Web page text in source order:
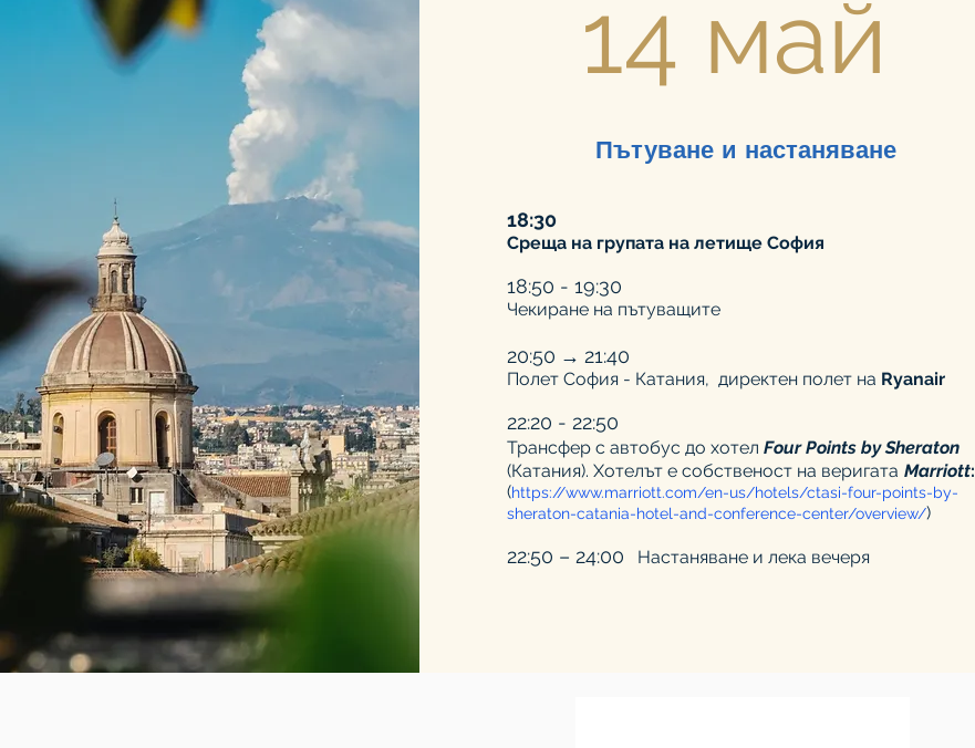
14 май
Пътуване и настаняване
18:30
Среща на групата на летище София
18:50 - 19:30
Чекиране на пътуващите
20:50 → 21:40
Полет София - Катания, директен полет на Ryanair
22:20 - 22:50
Трансфер с автобус до хотелFour Points by Sheraton
(Катания). Хотелът е собственост на веригата Marriott:
(https://www.marriott.com/en-us/hotels/ctasi-four-points-by-
sheraton-catania-hotel-and-conference-center/overview/)
22:50 – 24:00 Настаняване и лека вечеря